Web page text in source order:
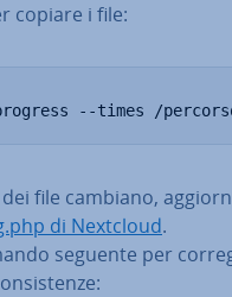
copiare i file:
--times /
file cambiano,
di Nextcloud.
seguente per